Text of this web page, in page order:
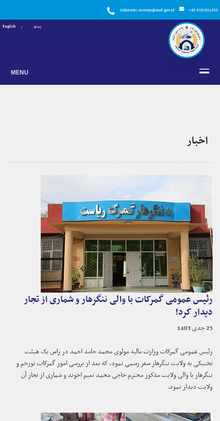
Callcenter.customs@mof.gov.af +93 0202924858
پښتو English
MENU
اخبار
رئیس عمومی گمرکات با والی ننگرهار و شماری از تجار
دیدار کرد!
25 جدی 1403
رئیس عمومی گمرکات وزارت مالیه مولوی محمد حامد احمد در راس یک هیئت
تخنیکی به ولایت ننگرهار سفر رسمی نمود، که بعد از بررسی امور گمرکات تورخم و
ننگرهار با والی ولایت مذکور محترم حاجی محمد نعیم اخوند و شماری از تجار آن
ولایت دیدار نمود.